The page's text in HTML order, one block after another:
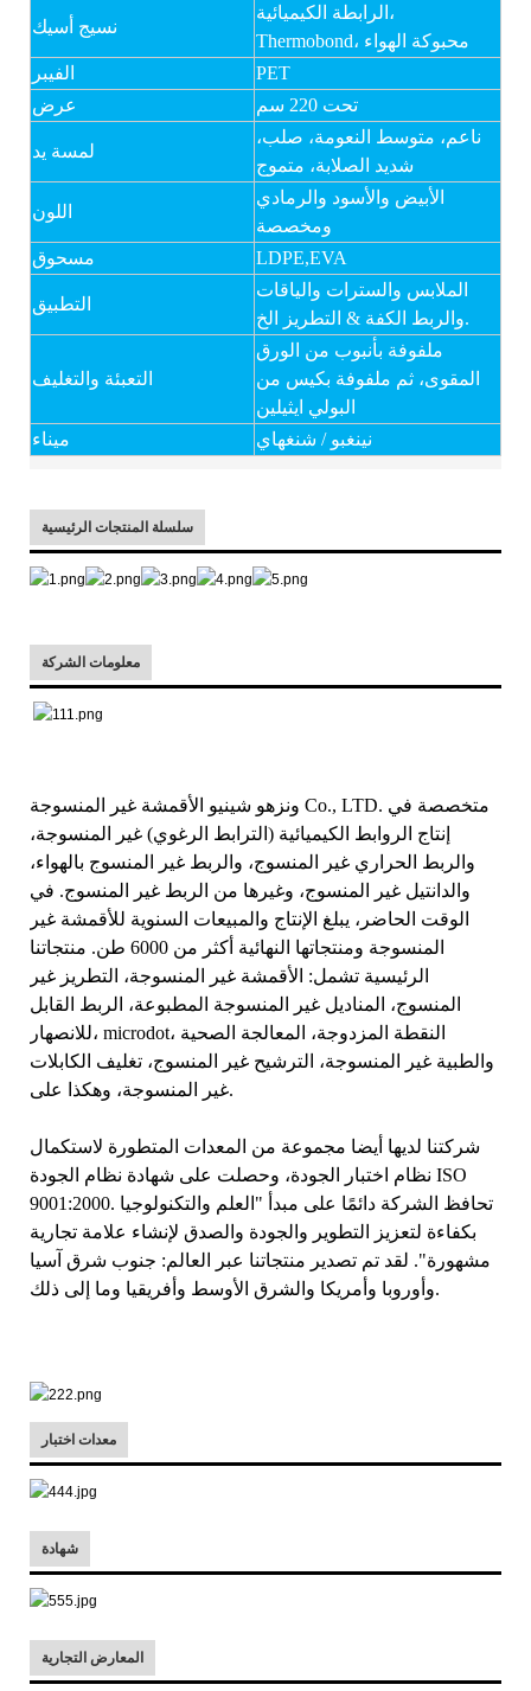
نسيج أسيك
الرابطة الكيميائية،
Thermobond، محبوكة الهواء
الفيبر
PET
عرض
تحت 220 سم
لمسة يد
ناعم، متوسط ​​النعومة، صلب،
شديد الصلابة، متموج
اللون
الأبيض والأسود والرمادي
ومخصصة
مسحوق
LDPE,EVA
التطبيق
الملابس والسترات والياقات
والربط الكفة & التطريز الخ.
التعبئة والتغليف
ملفوفة بأنبوب من الورق
المقوى، ثم ملفوفة بكيس من
البولي ايثيلين
ميناء
نينغبو / شنغهاي
سلسلة المنتجات الرئيسية
معلومات الشركة
ونزهو شينيو الأقمشة غير المنسوجة Co., LTD. متخصصة في
إنتاج الروابط الكيميائية (الترابط الرغوي) غير المنسوجة،
والربط الحراري غير المنسوج، والربط غير المنسوج بالهواء،
والدانتيل غير المنسوج، وغيرها من الربط غير المنسوج. في
الوقت الحاضر، يبلغ الإنتاج والمبيعات السنوية للأقمشة غير
المنسوجة ومنتجاتها النهائية أكثر من 6000 طن. منتجاتنا
الرئيسية تشمل: الأقمشة غير المنسوجة، التطريز غير
المنسوج، المناديل غير المنسوجة المطبوعة، الربط القابل
للانصهار، microdot، النقطة المزدوجة، المعالجة الصحية
والطبية غير المنسوجة، الترشيح غير المنسوج، تغليف الكابلات
غير المنسوجة، وهكذا على.
شركتنا لديها أيضا مجموعة من المعدات المتطورة لاستكمال
نظام اختبار الجودة، وحصلت على شهادة نظام الجودة ISO
9001:2000. تحافظ الشركة دائمًا على مبدأ "العلم والتكنولوجيا
بكفاءة لتعزيز التطوير والجودة والصدق لإنشاء علامة تجارية
مشهورة". لقد تم تصدير منتجاتنا عبر العالم: جنوب شرق آسيا
وأوروبا وأمريكا والشرق الأوسط وأفريقيا وما إلى ذلك.
معدات اختبار
شهادة
المعارض التجارية